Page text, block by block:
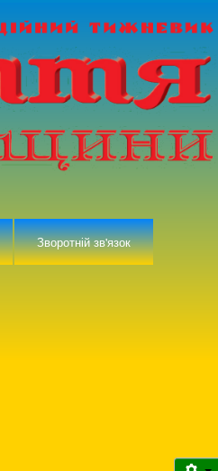
Зворотній зв'язок